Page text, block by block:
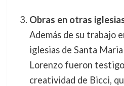
Obras en otras
Además de su trabajo
iglesias de Santa
Lorenzo fueron
creatividad de Bicci,